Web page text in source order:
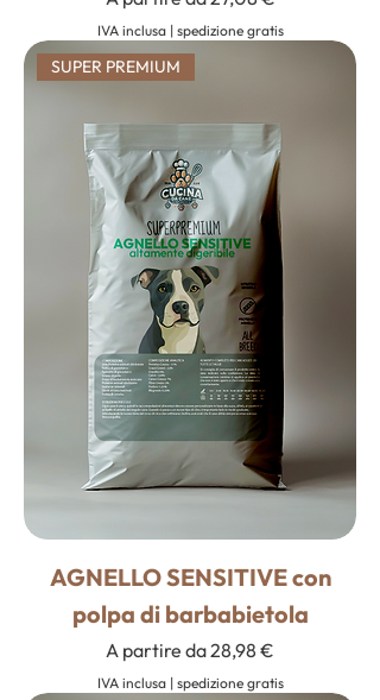
IVA inclusa| spedizione gratis
SUPER PREMIUM
AGNELLO SENSITIVE con
polpa di barbabietola
A partire da28,98 €
Prezzo scontato
IVA inclusa| spedizione gratis